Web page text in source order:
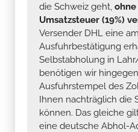
die Schweiz geht,
Umsatzsteuer (19%)
Versender DHL eine
Ausfuhrbestätigung
Selbstabholung in
benötigen wir
Ausfuhrstempel des
Ihnen nachträglich die
können. Das gleiche
eine deutsche Abhol-